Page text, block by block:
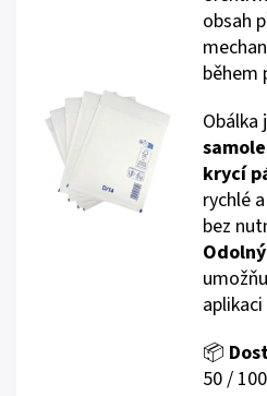
obsah
během
Obálka
krycí
rychlé
bez
📦
50 /